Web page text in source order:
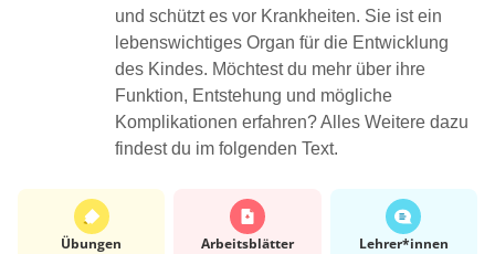
und schützt es vor Krankheiten. Sie ist ein
lebenswichtiges Organ für die Entwicklung
des Kindes. Möchtest du mehr über ihre
Funktion, Entstehung und mögliche
Komplikationen erfahren? Alles Weitere dazu
findest du im folgenden Text.
Übungen Arbeits­blätter Lehrer*​innen